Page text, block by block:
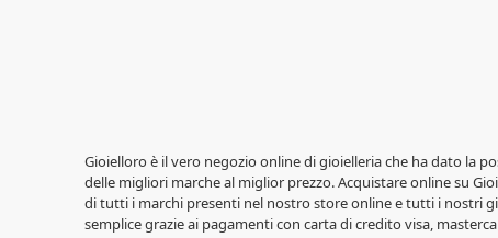
Gioielloro è il vero negozio online di gioielleria che ha dato la
delle migliori marche al miglior prezzo. Acquistare online su
di tutti i marchi presenti nel nostro store online e tutti i nostri
semplice grazie ai pagamenti con carta di credito visa,